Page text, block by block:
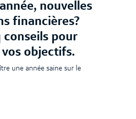
nouvelles
financières?
conseils pour
objectifs.
une année saine sur le